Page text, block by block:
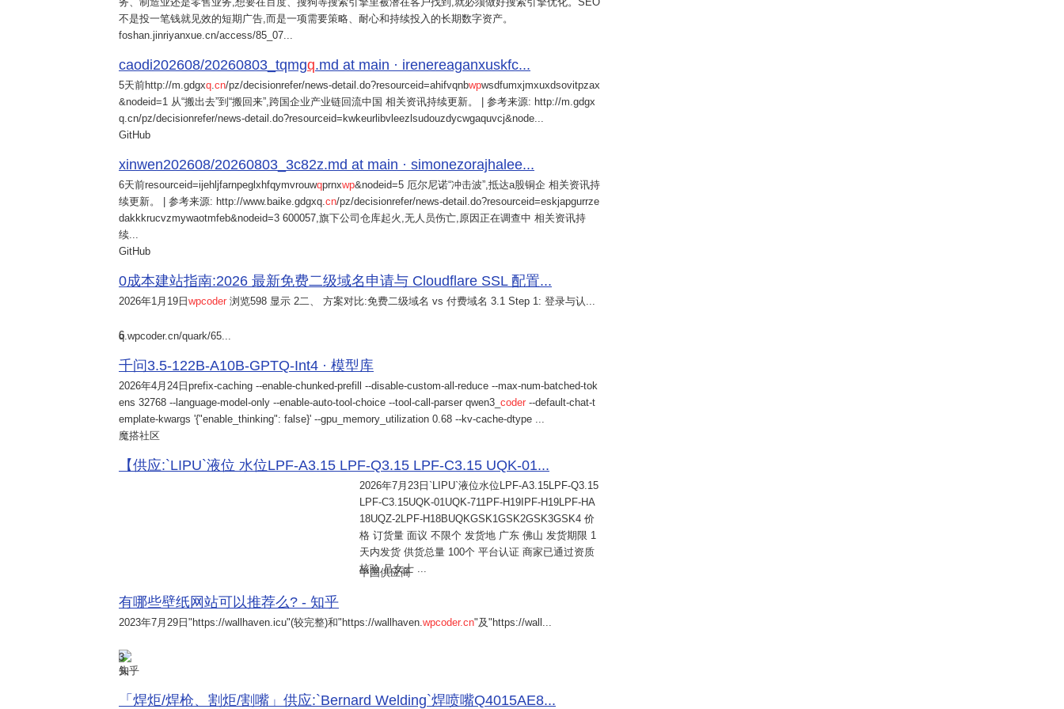
不是投一笔钱就见效的短期广告,而是一项需要策略、耐心和持续投入的长期数字资产。
foshan.jinriyanxue.cn/access/85_07...
caodi202608/20260803_tqmgq.md at main · irenereaganxuskfc...
5天前http://m.gdgxq cn/pz/decisionrefer/news-detail.do?resourceid=ahifvqnbwpwsdfumxjmxuxdsovitpzax
&nodeid=1 从“搬出去”到“搬回来”,跨国企业产业链回流中国 相关资讯持续更新。 | 参考来源: http://m.gdgx
q.cn/pz/decisionrefer/news-detail.do?resourceid=kwkeurlibvleezlsudouzdycwgaquvcj&node...
GitHub
xinwen202608/20260803_3c82z.md at main · simonezorajhalee...
6天前resourceid=ijehljfarnpeglxhfqymvrouwqprnxwp&nodeid=5 厄尔尼诺“冲击波”,抵达a股铜企 相关资讯持
续更新。 | 参考来源: http://www.baike.gdgxq. cn/pz/decisionrefer/news-detail.do?resourceid=eskjapgurrze
dakkkrucvzmywaotmfeb&nodeid=3 600057,旗下公司仓库起火,无人员伤亡,原因正在调查中 相关资讯持
续...
GitHub
0成本建站指南:2026 最新免费二级域名申请与 Cloudflare SSL 配置...
2026年1月19日wpcoder 浏览598 显示 2二、 方案对比:免费二级域名 vs 付费域名 3.1 Step 1: 登录与认...
6
q.wpcoder.cn/quark/65...
千问3.5-122B-A10B-GPTQ-Int4 · 模型库
2026年4月24日 prefix-caching --enable-chunked-prefill --disable-custom-all-reduce --max-num-batched-tok
ens 32768 --language-model-only --enable-auto-tool-choice --tool-call-parser qwen3_ coder --default-chat-t
emplate-kwargs '{"enable_thinking": false}' --gpu_memory_utilization 0.68 --kv-cache-dtype ...
魔搭社区
【供应:`LIPU`液位 水位LPF-A3.15 LPF-Q3.15 LPF-C3.15 UQK-01...
2026年7月23日 `LIPU`液位水位LPF-A3.15LPF-Q3.15
LPF-C3.15UQK-01UQK-711PF-H19IPF-H19LPF-HA
18UQZ-2LPF-H18BUQKGSK1GSK2GSK3GSK4 价
格 订货量 面议 不限个 发货地 广东 佛山 发货期限 1
天内发货 供货总量 100个 平台认证 商家已通过资质
核验 吕女士 ...
中国供应商
有哪些壁纸网站可以推荐么? - 知乎
2023年7月29日 "https://wallhaven.icu"(较完整)和"https://wallhaven.wpcoder.cn"及"https://wall...
3
知乎
「焊炬/焊枪、割炬/割嘴」供应:`Bernard Welding`焊喷嘴Q4015AE8...